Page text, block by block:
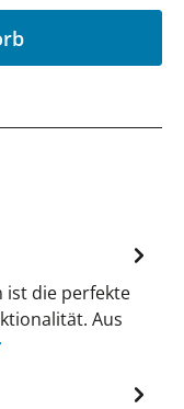
ist die perfekte
Aus